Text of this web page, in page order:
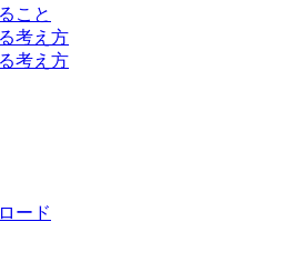
こと
考え方
考え方
ード